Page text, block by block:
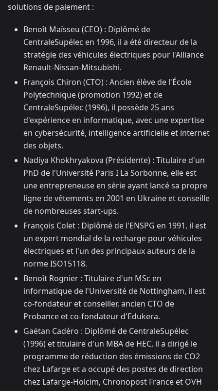
solutions de paiement :​
Benoît Maïsseu (CEO) : Diplômé de
CentraleSupélec en 1996, il a été directeur de la
stratégie des véhicules électriques pour l'Alliance
Renault-Nissan-Mitsubishi.​
François Chiron (CTO) : Ancien élève de l'École
Polytechnique (promotion 1992) et de
CentraleSupélec (1996), il possède 25 ans
d'expérience en informatique, avec une expertise
en cybersécurité, intelligence artificielle et internet
des objets.​
Nadiya Khokhryakova (Présidente) : Titulaire d'un
PhD de l'Université Paris I La Sorbonne, elle est
une entrepreneuse en série ayant lancé sa propre
ligne de vêtements en 2001 en Ukraine et conseille
de nombreuses start-ups.​
François Colet : Diplômé de l'ENSPG en 1991, il est
un expert mondial de la recharge pour véhicules
électriques et l'un des principaux auteurs de la
norme ISO15118.​
Benoît Rognier : Titulaire d'un MSc en
informatique de l'Université de Nottingham, il est
co-fondateur et conseiller, ancien CTO de
Probance et co-fondateur d'Edukera.​
Gaëtan Cadéro : Diplômé de CentraleSupélec
(1996) et titulaire d'un MBA de HEC, il a dirigé le
programme de réduction des émissions de CO2
chez Lafarge et a occupé des postes de direction
chez Lafarge-Holcim, Chronopost France et OVH